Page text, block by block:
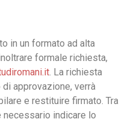
in un formato ad alta
formale richiesta,
. La richiesta
approvazione, verrà
e restituire firmato. Tra
indicare lo